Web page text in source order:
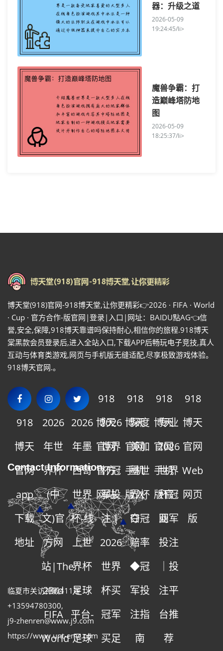
器：升级之道
2026-05-09
19:24:45/li>
魔兽争霸：打
造巅峰塔防地
图
2026-05-09
18:25:37/li>
博天堂(918)官网-918博天堂,让你更精彩👉2026 · FIFA · World
· Cup · 官方合作-版官网|登录|入口|网址：BAIDU點AG👈信
誉,安全,保障,918博天靠谱吗保持耐心,相信你的旅程.918博天
棠黑款会员登录后,进入全站入口,下载APP后畅玩电子竞技,真人
互动与体育类游戏,网页与手机版无缝适配,尽享极致游戏体验。
918博天官网.。
918
博天
官网
官方
网站
918
博天
官网
手机
版入
口
918
博天
官网
手机
版官
网
918
博天
官网
Web
网页
版
918
博天
官网
app
下载
地址
2026
年世
界杯
(中
文)官
方网
站|The
23rd
FIFA
World
2026
年墨
西哥
世界
杯-线
上世
界杯
足球
平台-
足球
2026
世界
杯冠
军投
注丨
2026
世界
杯买
冠军
买足
深度
美加
墨世
界杯
夺冠
赔率
◆冠
军投
注指
南
专业
2026
世界
杯冠
亚军
投注
｜投
注平
台推
荐
Contact Information
临夏市关访神殿411号
+13594780300,
j9-zhenren@www.j9.com
https://www.unt-emc.com